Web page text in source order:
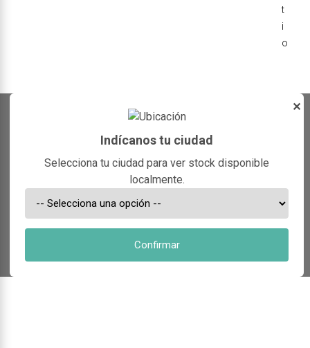
t
i
o
✕
Indícanos tu ciudad
Selecciona tu ciudad para ver stock disponible
localmente.
Confirmar